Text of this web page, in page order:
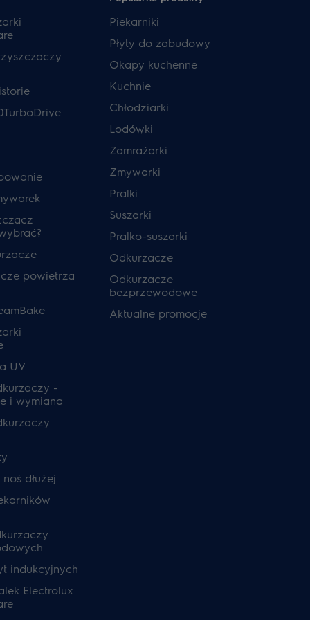
powietrza
UV
-
i wymiana
dłużej
indukcyjnych
Electrolux
Piekarniki
Płyty do zabudowy
Okapy kuchenne
Kuchnie
Chłodziarki
Lodówki
Zamrażarki
Zmywarki
Pralki
Suszarki
Pralko-suszarki
Odkurzacze
Odkurzacze
bezprzewodowe
Aktualne promocje